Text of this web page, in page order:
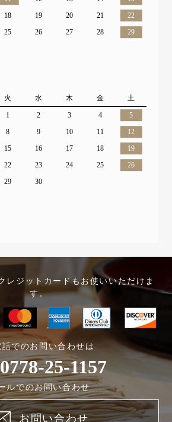
18 19 20 21
22
25 26 27 28
29
火 水 木 金 土
1 2 3 4
5
8 9 10 11
12
15 16 17 18
19
22 23 24 25
26
29 30
レジットカードもお使いいただけま
す。
話でのお問い合わせは
0778-25-1157
ルでのお問い合わせ
お問い合わせ